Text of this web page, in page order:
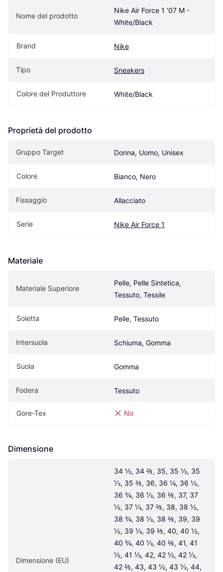
Nome del prodotto
Nike Air Force 1 '07 M -
White/Black
Brand Nike
Tipo Sneakers
Colore del Produttore White/Black
Proprietà del prodotto
Gruppo Target Donna, Uomo, Unisex
Colore Bianco, Nero
Fissaggio Allacciato
Serie Nike Air Force 1
Materiale
Materiale Superiore
Pelle, Pelle Sintetica,
Tessuto, Tessile
Soletta Pelle, Tessuto
Intersuola Schiuma, Gomma
Suola Gomma
Fodera Tessuto
Gore-Tex No
Dimensione
Dimensione (EU)
34 ½, 34 ⅔, 35, 35 ½, 35
⅓, 35 ⅔, 36, 36 ¼, 36 ½,
36 ¾, 36 ⅓, 36 ⅔, 37, 37
½, 37 ⅓, 37 ⅔, 38, 38 ½,
38 ¾, 38 ⅓, 38 ⅔, 39, 39
½, 39 ⅓, 39 ⅔, 40, 40 ½,
40 ¾, 40 ⅓, 40 ⅔, 41, 41
½, 41 ⅓, 42, 42 ½, 42 ⅓,
42 ⅔, 43, 43 ½, 43 ⅓, 44,